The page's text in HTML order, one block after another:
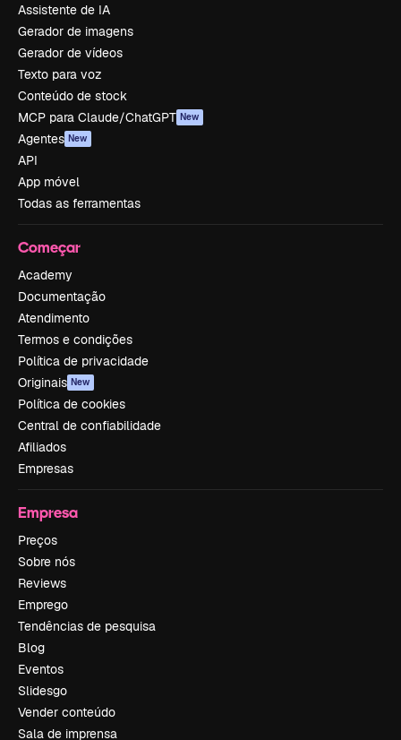
Assistente de IA
Gerador de imagens
Gerador de vídeos
Texto para voz
Conteúdo de stock
MCP para Claude/ChatGPT New
Agentes New
API
App móvel
Todas as ferramentas
Começar
Academy
Documentação
Atendimento
Termos e condições
Política de privacidade
Originais New
Política de cookies
Central de confiabilidade
Afiliados
Empresas
Empresa
Preços
Sobre nós
Reviews
Emprego
Tendências de pesquisa
Blog
Eventos
Slidesgo
Vender conteúdo
Sala de imprensa